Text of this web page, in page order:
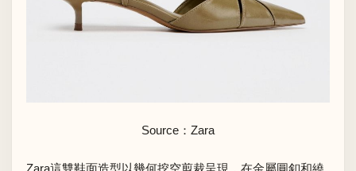
Source：Zara
Zara這雙鞋面造型以幾何挖空剪裁呈現，在金屬圓釦和繞